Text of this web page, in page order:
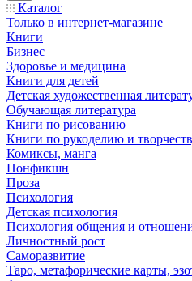
Каталог
Только в интернет-магазине
Книги
Бизнес
Здоровье и медицина
Книги для детей
Детская художественная
Обучающая литература
Книги по рисованию
Книги по рукоделию и
Комиксы, манга
Нонфикшн
Проза
Психология
Детская психология
Психология общения и
Личностный рост
Саморазвитие
Таро, метафорические карты,